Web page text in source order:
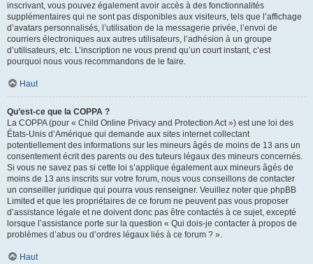
inscrivant, vous pouvez également avoir accès à des fonctionnalités
supplémentaires qui ne sont pas disponibles aux visiteurs, tels que l’affichage
d’avatars personnalisés, l’utilisation de la messagerie privée, l’envoi de
courriers électroniques aux autres utilisateurs, l’adhésion à un groupe
d’utilisateurs, etc. L’inscription ne vous prend qu’un court instant, c’est
pourquoi nous vous recommandons de le faire.
Haut
Qu’est-ce que la COPPA ?
La COPPA (pour « Child Online Privacy and Protection Act ») est une loi des
États-Unis d’Amérique qui demande aux sites internet collectant
potentiellement des informations sur les mineurs âgés de moins de 13 ans un
consentement écrit des parents ou des tuteurs légaux des mineurs concernés.
Si vous ne savez pas si cette loi s’applique également aux mineurs âgés de
moins de 13 ans inscrits sur votre forum, nous vous conseillons de contacter
un conseiller juridique qui pourra vous renseigner. Veuillez noter que phpBB
Limited et que les propriétaires de ce forum ne peuvent pas vous proposer
d’assistance légale et ne doivent donc pas être contactés à ce sujet, excepté
lorsque l’assistance porte sur la question « Qui dois-je contacter à propos de
problèmes d’abus ou d’ordres légaux liés à ce forum ? ».
Haut